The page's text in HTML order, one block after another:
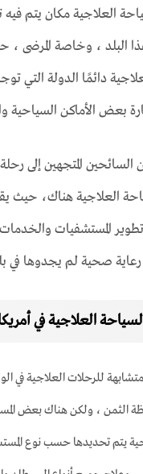
العلاجية مكان يتم
البلد ، وخاصة المرضى ،
دائمًا الدولة التي
بعض الأماكن السياحية
السائحين المتجهين إلى
المستشفيات
رعاية صحية لم يجدوها في
العلاجية في
للرحلات العلاجية في
الثمن ، ولكن هناك بعض
يتم تحديدها حسب نوع